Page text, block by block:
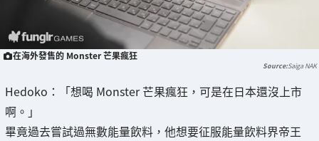
在海外發售的 Monster 芒果瘋狂
Saiga NAK
Hedoko：「想喝 Monster 芒果瘋狂，可是在日本還沒上市
啊。」
畢竟過去嘗試過無數能量飲料，他想要征服能量飲料界帝王